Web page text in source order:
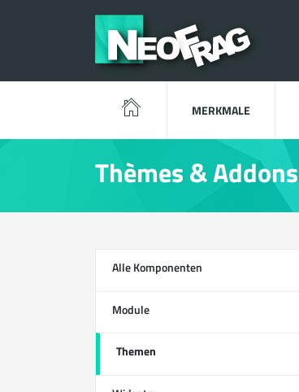
MERKMALE
Thèmes & Addons
Alle Komponenten
Module
Themen